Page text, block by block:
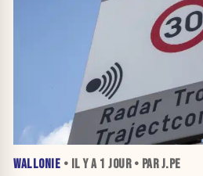
WALLONIE • IL Y A 1 JOUR• PAR J.PE